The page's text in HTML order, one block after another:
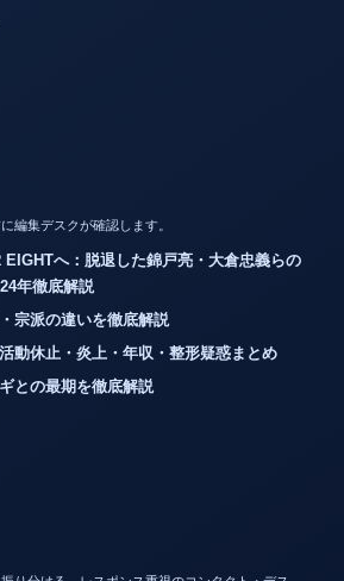
編集デスクが確認します。
へ：脱退した錦戸亮・大倉忠義らの
年徹底解説
宗派の違いを徹底解説
動休止・炎上・年収・整形疑惑まとめ
との最期を徹底解説